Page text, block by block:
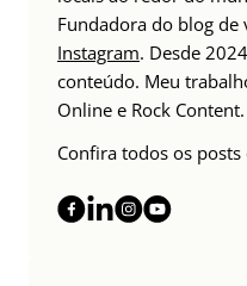
Fundadora do blog
Instagram. Desde
conteúdo. Meu
Online e Rock Content.
Confira todos os